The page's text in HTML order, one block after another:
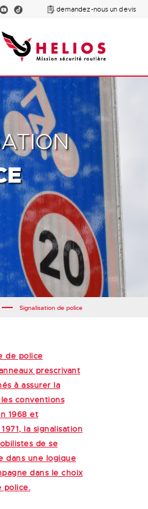
demandez-nous un devis
Signalisation de police
de police
prescrivant
à assurer la
conventions
1968 et
la signalisation
de se
dans une logique
dans le choix
police.